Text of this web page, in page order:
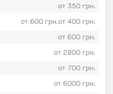
от 350 грн.
от 600 грн.от 400 грн.
от 600 грн.
от 2800 грн.
от 700 грн.
от 6000 грн.